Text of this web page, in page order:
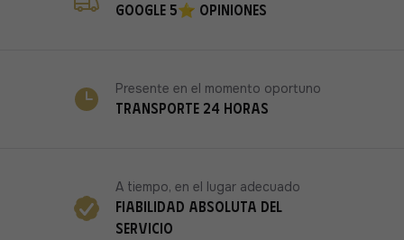
Google 5⭐ opiniones
Transporte 24 horas
Presente en el momento oportuno
Fiabilidad absoluta del
servicio
A tiempo, en el lugar adecuado